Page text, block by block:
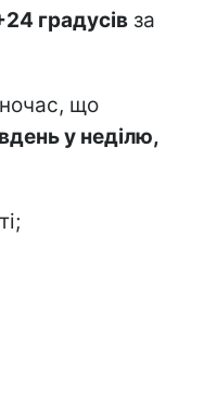
градусів за
що
у неділю,